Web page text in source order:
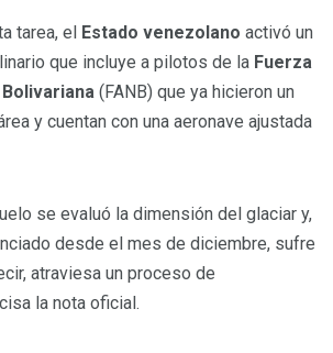
tarea, el Estado venezolano activó un
que incluye a pilotos de la Fuerza
(FANB) que ya hicieron un
y cuentan con una aeronave ajustada
se evaluó la dimensión del glaciar y,
desde el mes de diciembre, sufre
atraviesa un proceso de
la nota oficial.